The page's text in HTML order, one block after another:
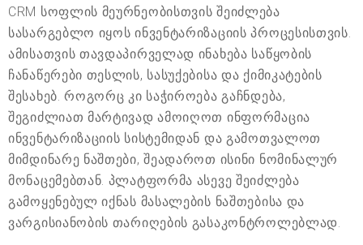
CRM სოფლის მეურნეობისთვის შეიძლება
სასარგებლო იყოს ინვენტარიზაციის პროცესისთვის.
ამისათვის თავდაპირველად ინახება საწყობის
ჩანაწერები თესლის, სასუქებისა და ქიმიკატების
შესახებ. როგორც კი საჭიროება გაჩნდება,
შეგიძლიათ მარტივად ამოიღოთ ინფორმაცია
ინვენტარიზაციის სისტემიდან და გამოთვალოთ
მიმდინარე ნაშთები, შეადაროთ ისინი ნომინალურ
მონაცემებთან. პლატფორმა ასევე შეიძლება
გამოყენებულ იქნას მასალების ნაშთებისა და
ვარგისიანობის თარიღების გასაკონტროლებლად.